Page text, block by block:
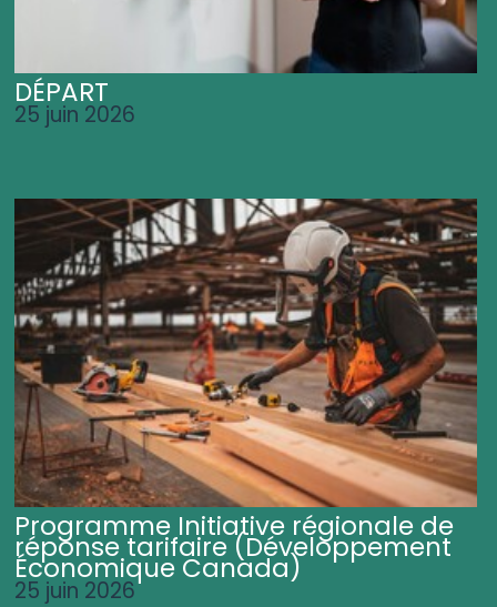
DÉPART
25 juin 2026
Programme Initiative régionale de
réponse tarifaire (Développement
Économique Canada)
25 juin 2026